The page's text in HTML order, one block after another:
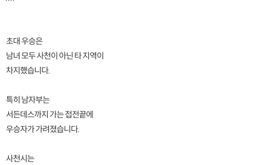
초대 우승은
남녀 모두 사천이 아닌 타 지역이
차지했습니다.
특히 남자부는
서든데스까지 가는 접전끝에
우승자가 가려졌습니다.
사천시는